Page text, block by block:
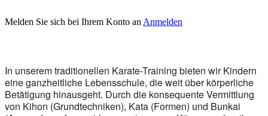
Melden Sie sich bei Ihrem Konto an Anmelden
In unse­rem tra­di­tio­nel­len Kara­te-Trai­ning bie­ten wir Kin­dern
eine ganz­heit­li­che Lebens­schu­le, die weit über kör­per­li­che
Betä­ti­gung hin­aus­geht. Durch die kon­se­quen­te Ver­mitt­lung
von Kihon (Grund­tech­ni­ken), Kata (For­men) und Bun­kai